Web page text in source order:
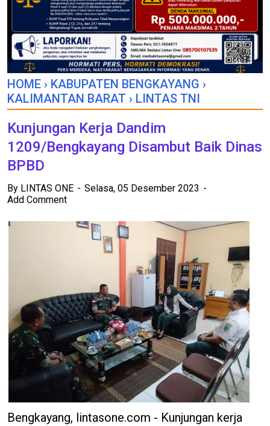
HOME › KABUPATEN BENGKAYANG ›
KALIMANTAN BARAT › LINTAS TNI
Kunjungan Kerja Dandim
1209/Bengkayang Disambut Baik Dinas
BPBD
By LINTAS ONE
Selasa, 05 Desember 2023
Add Comment
Bengkayang, lintasone.com - Kunjungan kerja